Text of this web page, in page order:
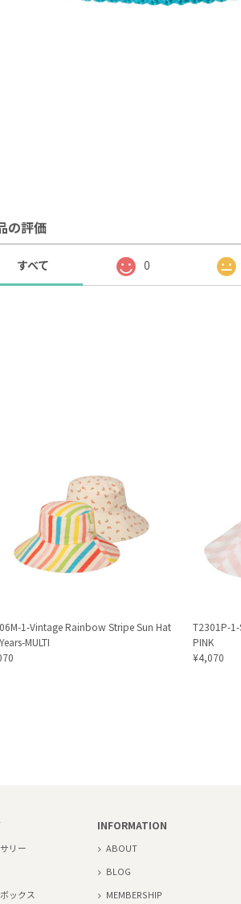
の評価
すべて 0
1-Vintage Rainbow Stripe Sun Hat
MULTI
T2301P-
PINK
¥4,070
リー
ックス
INFORMATION
ABOUT
BLOG
MEMBERSHIP